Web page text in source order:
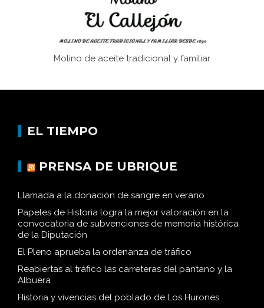
Molino de aceite tradicional y familiar
EL TIEMPO
PRENSA DE UBRIQUE
Llamada a la donación de sangre en verano
Papeles de Historia logra la mejor valoración en la
convocatoria de subvenciones de memoria histórica
de la Diputación
El Pleno aprueba la ordenanza de tráfico
Reabiertas al tráfico las carreteras del pantano y la
Albuera
Historia y vivencias del poblado de Los Hurones